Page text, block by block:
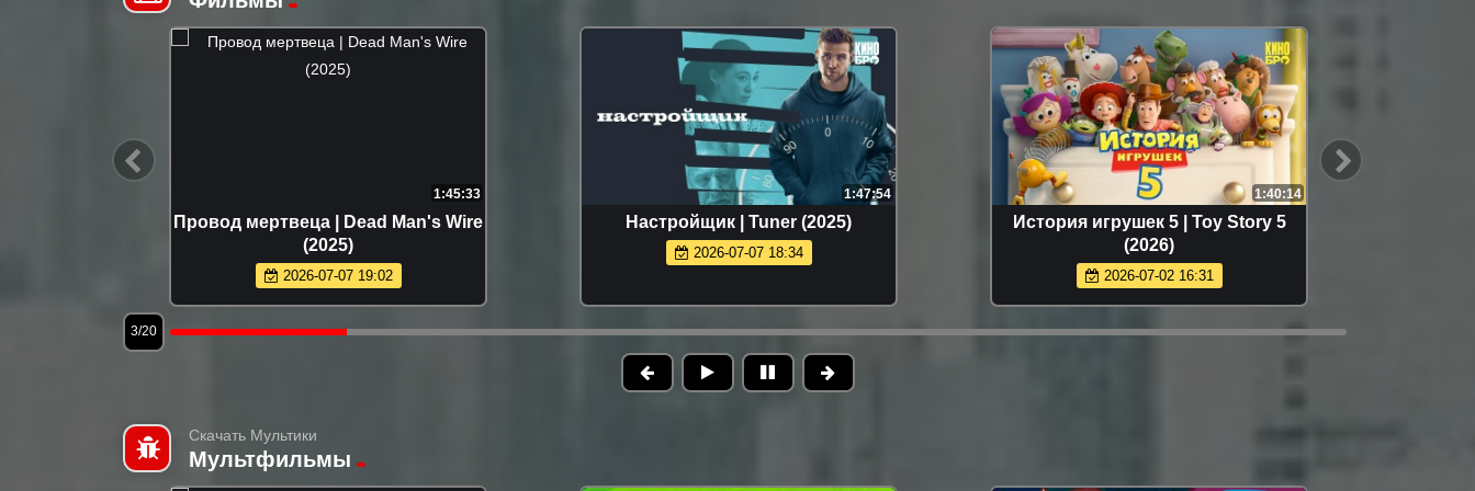
1:45:33
Провод мертвеца | Dead Man's Wire
(2025)
2026-07-07 19:02
1:47:54
Настройщик | Tuner (2025)
2026-07-07 18:34
1:40:14
История игрушек 5 | Toy Story 5
(2026)
2026-07-02 16:31
3/20
Скачать Мультики
Мультфильмы